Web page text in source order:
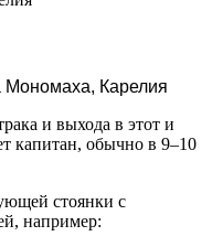
и выхода в этот и
капитан, обычно в 9–10
стоянки с
например: